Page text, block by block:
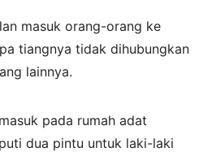
masuk orang-orang ke
tiangnya tidak dihubungkan
lainnya.
pada rumah adat
dua pintu untuk laki-laki